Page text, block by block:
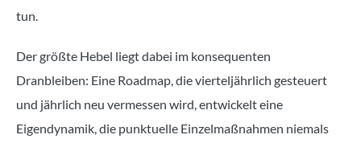
tun.
Der größte Hebel liegt dabei im konsequenten
Dranbleiben: Eine Roadmap, die vierteljährlich gesteuert
und jährlich neu vermessen wird, entwickelt eine
Eigendynamik, die punktuelle Einzelmaßnahmen niemals